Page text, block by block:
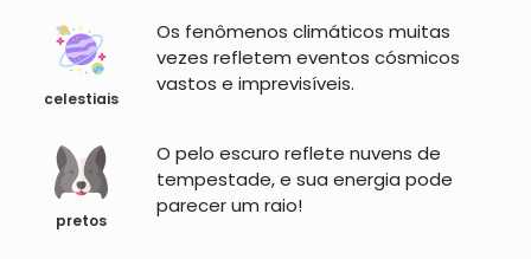
celestiais
Os fenômenos climáticos muitas
vezes refletem eventos cósmicos
vastos e imprevisíveis.
pretos
O pelo escuro reflete nuvens de
tempestade, e sua energia pode
parecer um raio!